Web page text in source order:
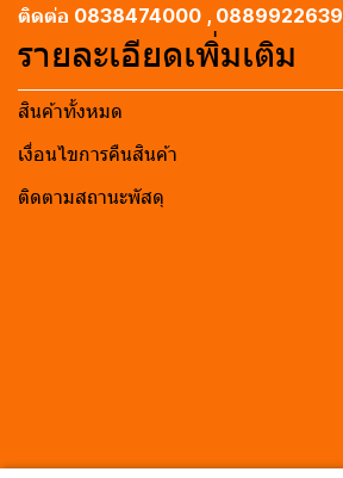
ติดต่อ 0838474000 , 0889922639
รายละเอียดเพิ่มเติม
สินค้าทั้งหมด
เงื่อนไขการคืนสินค้า
ติดตามสถานะพัสดุ